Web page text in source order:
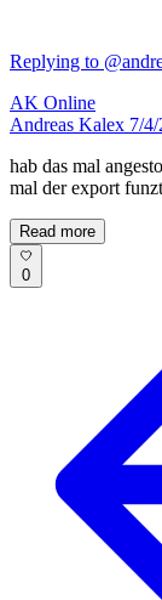
Replying to
AK Online
Andreas Kalex 7/
hab das mal
mal der export
Read more
0